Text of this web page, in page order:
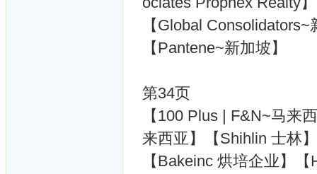
【Global
【Pantene~新加坡】
第34页
【100 Plus | F&N~马来
来西亚】【Shihlin 士林
【Bakeinc 烘培企业】